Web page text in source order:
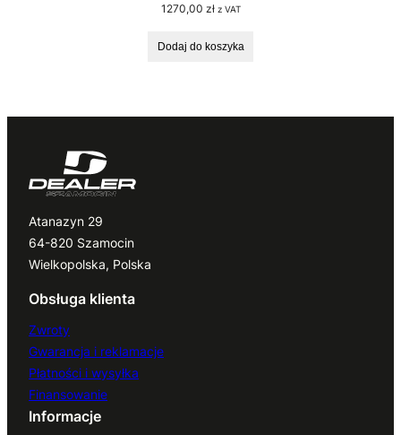
1270,00 zł z VAT
Dodaj do koszyka
Atanazyn 29
64-820 Szamocin
Wielkopolska, Polska
Obsługa klienta
Zwroty
Gwarancja i reklamacje
Płatności i wysyłka
Finansowanie
Informacje